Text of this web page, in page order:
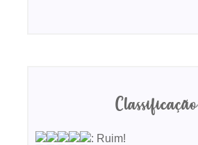
Classificação
: Ruim!